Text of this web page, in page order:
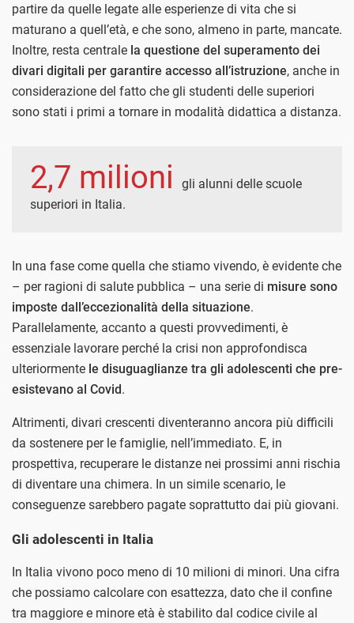
partire da quelle legate alle esperienze di vita che si
maturano a quell’età, e che sono, almeno in parte, mancate.
Inoltre, resta centrale la questione del superamento dei
divari digitali per garantire accesso all’istruzione, anche in
considerazione del fatto che gli studenti delle superiori
sono stati i primi a tornare in modalità didattica a distanza.
2,7 milioni
gli alunni delle scuole
superiori in Italia.
In una fase come quella che stiamo vivendo, è evidente che
– per ragioni di salute pubblica – una serie di misure sono
imposte dall’eccezionalità della situazione.
Parallelamente, accanto a questi provvedimenti, è
essenziale lavorare perché la crisi non approfondisca
ulteriormente le disuguaglianze tra gli adolescenti che pre-
esistevano al Covid.
Altrimenti, divari crescenti diventeranno ancora più difficili
da sostenere per le famiglie, nell’immediato. E, in
prospettiva, recuperare le distanze nei prossimi anni rischia
di diventare una chimera. In un simile scenario, le
conseguenze sarebbero pagate soprattutto dai più giovani.
Gli adolescenti in Italia
In Italia vivono poco meno di 10 milioni di minori. Una cifra
che possiamo calcolare con esattezza, dato che il confine
tra maggiore e minore età è stabilito dal codice civile al